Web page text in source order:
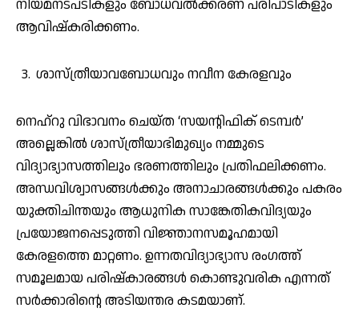
നിയമനടപടികളും ബോധവൽക്കരണ പരിപാടികളും
ആവിഷ്കരിക്കണം.
ശാസ്ത്രീയാവബോധവും നവീന കേരളവും
നെഹ്‌റു വിഭാവനം ചെയ്ത ‘സയന്റിഫിക് ടെമ്പർ’
അല്ലെങ്കിൽ ശാസ്ത്രീയാഭിമുഖ്യം നമ്മുടെ
വിദ്യാഭ്യാസത്തിലും ഭരണത്തിലും പ്രതിഫലിക്കണം.
അന്ധവിശ്വാസങ്ങൾക്കും അനാചാരങ്ങൾക്കും പകരം
യുക്തിചിന്തയും ആധുനിക സാങ്കേതികവിദ്യയും
പ്രയോജനപ്പെടുത്തി വിജ്ഞാനസമൂഹമായി
കേരളത്തെ മാറ്റണം. ഉന്നതവിദ്യാഭ്യാസ രംഗത്ത്
സമൂലമായ പരിഷ്കാരങ്ങൾ കൊണ്ടുവരിക എന്നത്
സർക്കാരിന്റെ അടിയന്തര കടമയാണ്.